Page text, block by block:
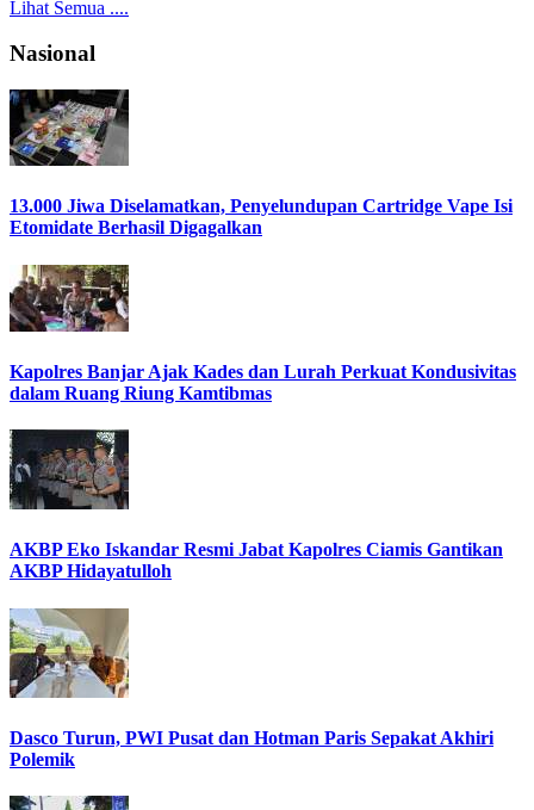
Lihat Semua ....
Nasional
13.000 Jiwa Diselamatkan, Penyelundupan Cartridge Vape Isi
Etomidate Berhasil Digagalkan
Kapolres Banjar Ajak Kades dan Lurah Perkuat Kondusivitas
dalam Ruang Riung Kamtibmas
AKBP Eko Iskandar Resmi Jabat Kapolres Ciamis Gantikan
AKBP Hidayatulloh
Dasco Turun, PWI Pusat dan Hotman Paris Sepakat Akhiri
Polemik